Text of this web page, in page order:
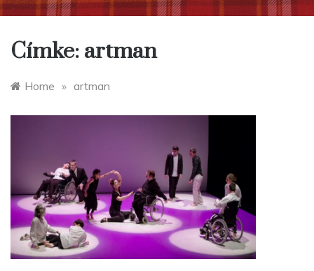
Címke: artman
Home » artman